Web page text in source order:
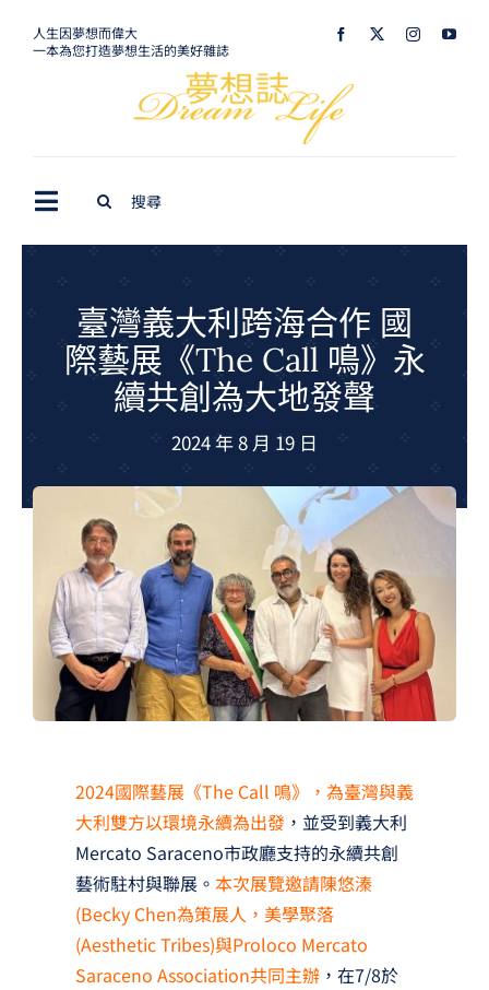
人生因夢想而偉大
一本為您打造夢想生活的美好雜誌
Toggle
Navigation
生活美學
室內設計
夢想TV
夢想購物
臺灣義大利跨海合作 國
際藝展《The Call 鳴》永
續共創為大地發聲
2024 年 8 月 19 日
2024國際藝展《The Call 鳴》，為臺灣與義
大利雙方以環境永續為出發，並受到義大利
Mercato Saraceno市政廳支持的永續共創
藝術駐村與聯展。 本次展覽邀請陳悠溱
(Becky Chen為策展人，美學聚落
(Aesthetic Tribes)與Proloco Mercato
Saraceno Association共同主辦，在7/8於